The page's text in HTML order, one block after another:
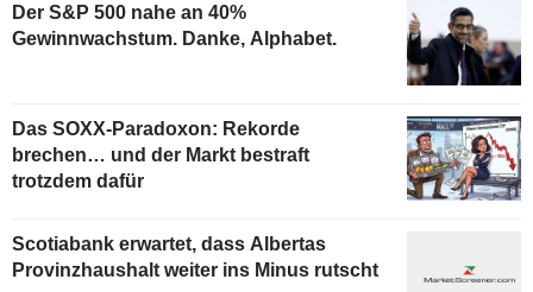
Der S&P 500 nahe an 40%
Gewinnwachstum. Danke, Alphabet.
Das SOXX-Paradoxon: Rekorde
brechen… und der Markt bestraft
trotzdem dafür
Scotiabank erwartet, dass Albertas
Provinzhaushalt weiter ins Minus rutscht